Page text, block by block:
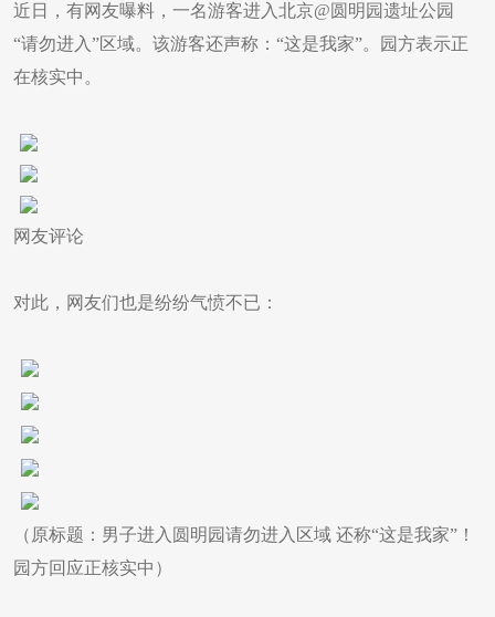
近日，有网友曝料，一名游客进入北京@圆明园遗址公园
“请勿进入”区域。该游客还声称：“这是我家”。园方表示正
在核实中。
网友评论
对此，网友们也是纷纷气愤不已：
（原标题：男子进入圆明园请勿进入区域 还称“这是我家”！
园方回应正核实中）